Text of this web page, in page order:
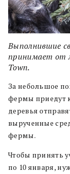
Выполнившие
принимает от
Town.
За небольшое
фермы приедут
деревья
вырученные
фермы.
Чтобы принять
по 10 января,